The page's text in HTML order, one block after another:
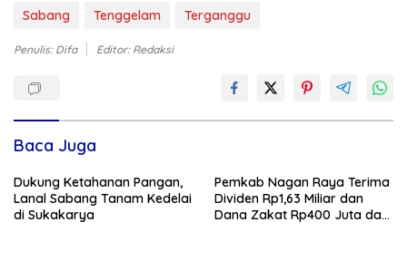
Sabang Tenggelam Terganggu
Penulis: Difa Editor: Redaksi
Baca Juga
Dukung Ketahanan Pangan,
Lanal Sabang Tanam Kedelai
di Sukakarya
Pemkab Nagan Raya Terima
Dividen Rp1,63 Miliar dan
Dana Zakat Rp400 Juta dari